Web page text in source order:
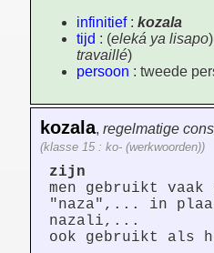
infinitief: kozala
tijd : (eleká ya lisapo)
travaillé)
persoon : tweede
kozala, regelmatige
(klasse 15 : ko- (werkwoorden))
zijn
men gebruikt vaak
"naza",... in
nazali,...
ook gebruikt als